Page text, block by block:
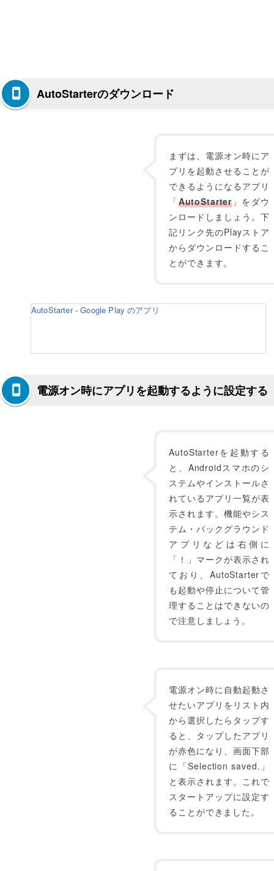
AutoStarterのダウンロード
まずは、電源オン時にア
プリを起動させることが
できるようになるアプリ
「AutoStarter 」をダウ
ンロードしましょう。下
記リンク先のPlayストア
からダウンロードするこ
とができます。
AutoStarter - Google Play のアプリ
電源オン時にアプリを起動するように設定する
AutoStarterを起動する
と、Androidスマホのシ
ステムやインストールさ
れているアプリ一覧が表
示されます。機能やシス
テム・バックグラウンド
アプリなどは右側に
「！」マークが表示され
ており、AutoStarterで
も起動や停止について管
理することはできないの
で注意しましょう。
電源オン時に自動起動さ
せたいアプリをリスト内
から選択したらタップす
ると、タップしたアプリ
が赤色になり、画面下部
に「Selection saved.」
と表示されます。これで
スタートアップに設定す
ることができました。